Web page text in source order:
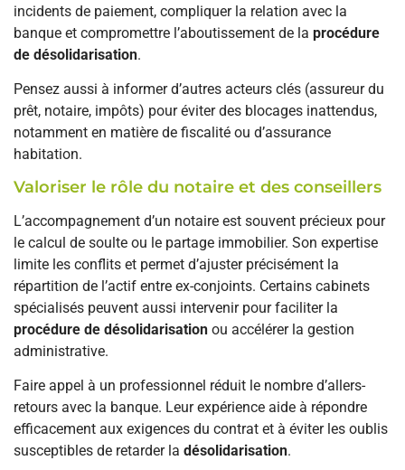
incidents de paiement, compliquer la relation avec la
banque et compromettre l’aboutissement de la procédure
de désolidarisation.
Pensez aussi à informer d’autres acteurs clés (assureur du
prêt, notaire, impôts) pour éviter des blocages inattendus,
notamment en matière de fiscalité ou d’assurance
habitation.
Valoriser le rôle du notaire et des conseillers
L’accompagnement d’un notaire est souvent précieux pour
le calcul de soulte ou le partage immobilier. Son expertise
limite les conflits et permet d’ajuster précisément la
répartition de l’actif entre ex-conjoints. Certains cabinets
spécialisés peuvent aussi intervenir pour faciliter la
procédure de désolidarisation ou accélérer la gestion
administrative.
Faire appel à un professionnel réduit le nombre d’allers-
retours avec la banque. Leur expérience aide à répondre
efficacement aux exigences du contrat et à éviter les oublis
susceptibles de retarder la désolidarisation.